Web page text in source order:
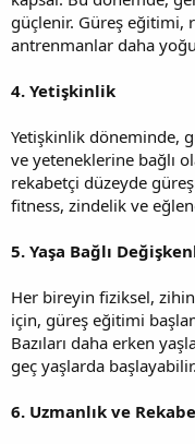
güçlenir. Güreş eğitimi,
antrenmanlar daha
4. Yetişkinlik
Yetişkinlik döneminde,
ve yeteneklerine bağlı
rekabetçi düzeyde
fitness, zindelik ve
5. Yaşa Bağlı
Her bireyin fiziksel,
için, güreş eğitimi
Bazıları daha erken
geç yaşlarda başlayabilir.
6. Uzmanlık ve